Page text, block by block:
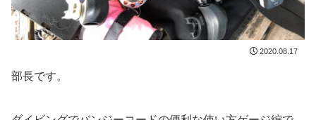
2020.08.17
部長です。